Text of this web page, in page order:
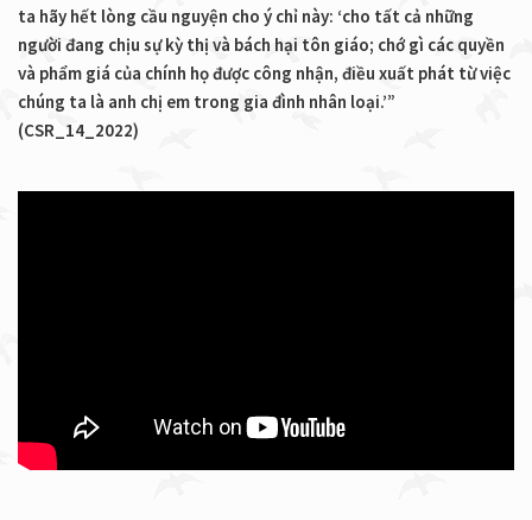
ta hãy hết lòng cầu nguyện cho ý chỉ này: ‘cho tất cả những
người đang chịu sự kỳ thị và bách hại tôn giáo; chớ gì các quyền
và phẩm giá của chính họ được công nhận, điều xuất phát từ việc
chúng ta là anh chị em trong gia đình nhân loại.’”
(CSR_14_2022)